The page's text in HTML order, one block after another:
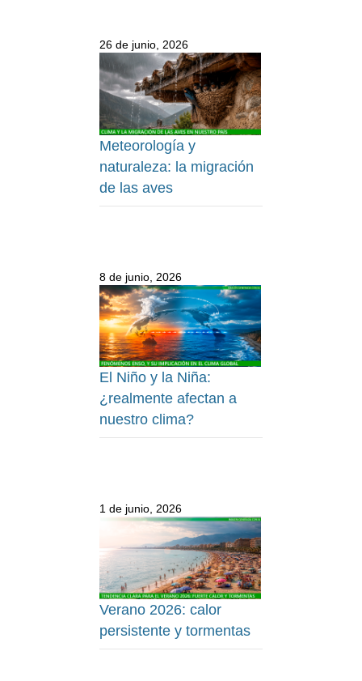
26 de junio, 2026
Meteorología y
naturaleza: la migración
de las aves
8 de junio, 2026
El Niño y la Niña:
¿realmente afectan a
nuestro clima?
1 de junio, 2026
Verano 2026: calor
persistente y tormentas